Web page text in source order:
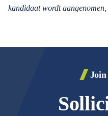
kandidaat wordt
Join